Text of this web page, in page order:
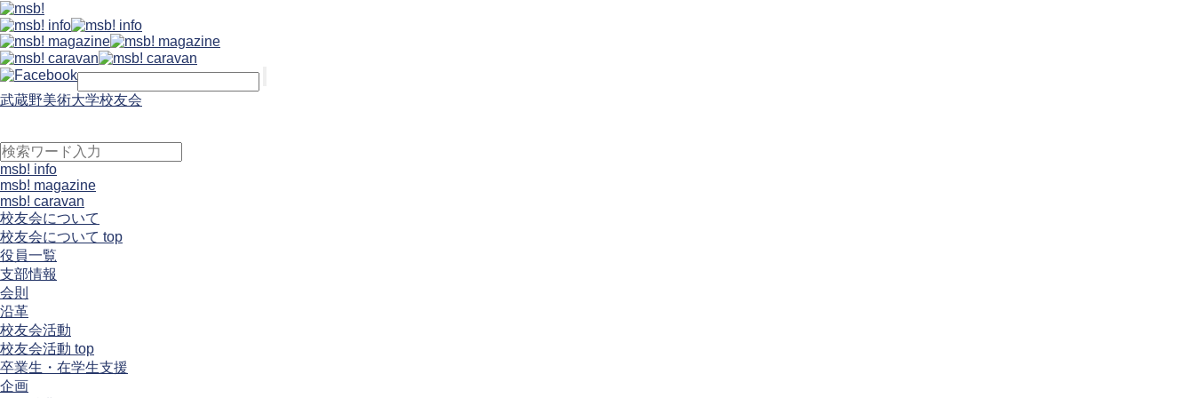
武蔵野美術大学校友会
msb! info
msb! magazine
msb! caravan
校友会について
校友会について top
役員一覧
支部情報
会則
沿革
校友会活動
校友会活動 top
卒業生・在学生支援
企画